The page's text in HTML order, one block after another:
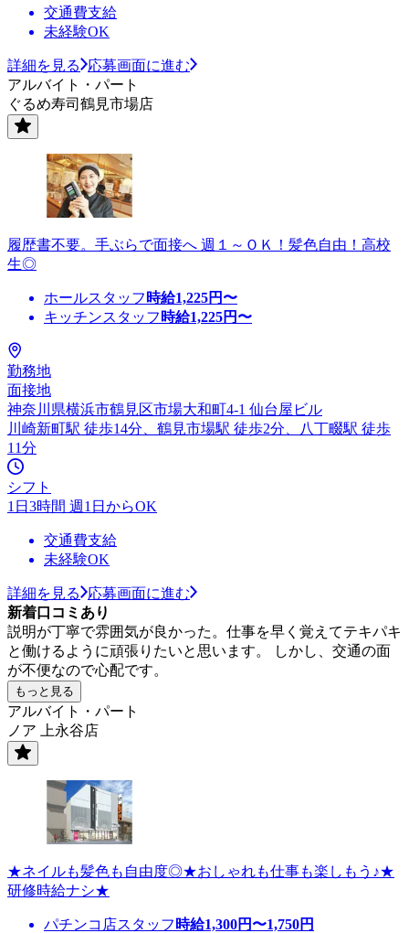
交通費支給
未経験OK
詳細を見る
応募画面に進む
アルバイト・パート
ぐるめ寿司鶴見市場店
履歴書不要。手ぶらで面接へ 週１～ＯＫ！髪色自由！高校
生◎
ホールスタッフ 時給1,225円〜
キッチンスタッフ 時給1,225円〜
勤務地
面接地
神奈川県横浜市鶴見区市場大和町4-1 仙台屋ビル
川崎新町駅 徒歩14分、鶴見市場駅 徒歩2分、八丁畷駅 徒歩
11分
シフト
1日3時間 週1日からOK
交通費支給
未経験OK
詳細を見る
応募画面に進む
新着口コミあり
説明が丁寧で雰囲気が良かった。仕事を早く覚えてテキパキ
と働けるように頑張りたいと思います。 しかし、交通の面
が不便なので心配です。
もっと見る
アルバイト・パート
ノア 上永谷店
★ネイルも髪色も自由度◎★おしゃれも仕事も楽しもう♪★
研修時給ナシ★
パチンコ店スタッフ 時給1,300円〜1,750円